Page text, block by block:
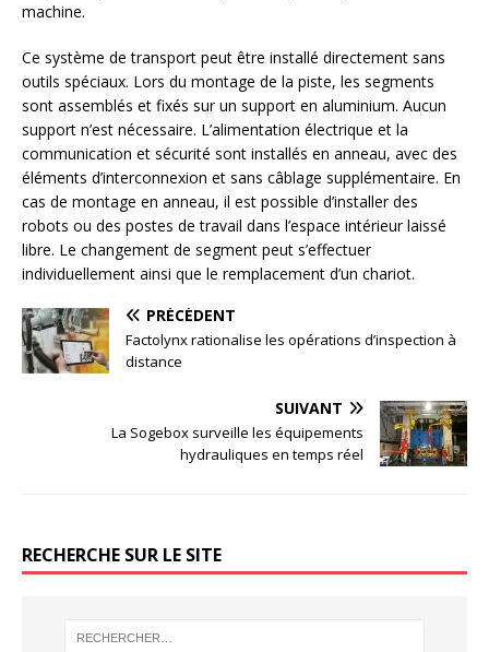
machine.
Ce système de transport peut être installé directement sans
outils spéciaux. Lors du montage de la piste, les segments
sont assemblés et fixés sur un support en aluminium. Aucun
support n’est nécessaire. L’alimentation électrique et la
communication et sécurité sont installés en anneau, avec des
éléments d’interconnexion et sans câblage supplémentaire. En
cas de montage en anneau, il est possible d’installer des
robots ou des postes de travail dans l’espace intérieur laissé
libre. Le changement de segment peut s’effectuer
individuellement ainsi que le remplacement d’un chariot.
PRÉCÉDENT
Factolynx rationalise les opérations d’inspection à
distance
SUIVANT
La Sogebox surveille les équipements
hydrauliques en temps réel
RECHERCHE SUR LE SITE